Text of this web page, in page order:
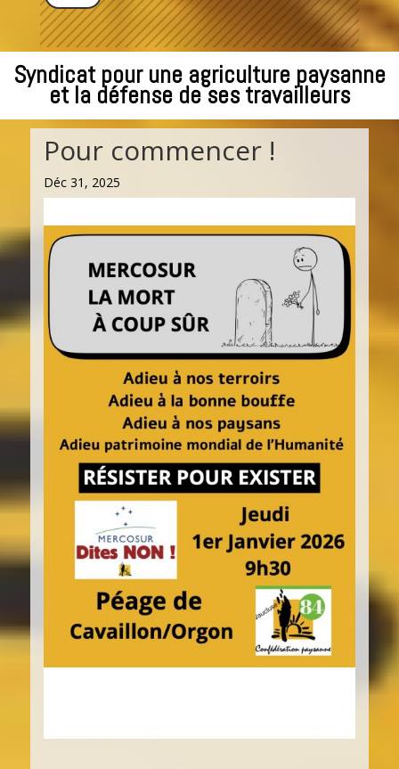
Syndicat pour une agriculture paysanne
et la défense de ses travailleurs
Pour commencer !
Déc 31, 2025